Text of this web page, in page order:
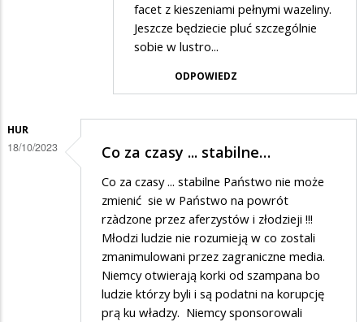
facet z kieszeniami pełnymi wazeliny.
Jeszcze będziecie pluć szczególnie
sobie w lustro...
ODPOWIEDZ
HUR
18/10/2023 Co za czasy ... stabilne…
Co za czasy ... stabilne Państwo nie może
zmienić sie w Państwo na powrót
rzàdzone przez aferzystów i złodzieji !!!
Młodzi ludzie nie rozumieją w co zostali
zmanimulowani przez zagraniczne media.
Niemcy otwierają korki od szampana bo
ludzie którzy byli i są podatni na korupcję
prą ku władzy. Niemcy sponsorowali